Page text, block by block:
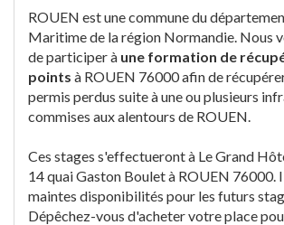
ROUEN est une commune du
Maritime de la région Normandie. Nous
de participer à une formation de
points à ROUEN 76000 afin de
permis perdus suite à une ou plusieurs
commises aux alentours de ROUEN.
Ces stages s'effectueront à Le Grand
14 quai Gaston Boulet à ROUEN 76000.
maintes disponibilités pour les futurs
Dépêchez-vous d'acheter votre place